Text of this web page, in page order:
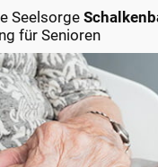
Seelsorge
für Senioren